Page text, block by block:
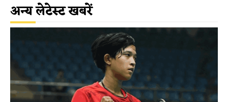
अन्य लेटेस्ट खबरें